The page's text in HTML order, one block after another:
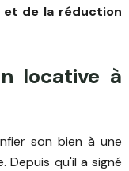
et de la réduction
locative à
son bien à une
Depuis qu'il a signé